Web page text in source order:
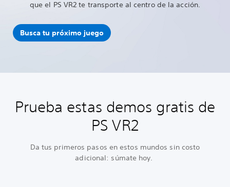
que el PS VR2 te transporte al centro de la acción.
Busca tu próximo juego
Prueba estas demos gratis de
PS VR2
Da tus primeros pasos en estos mundos sin costo
adicional: súmate hoy.